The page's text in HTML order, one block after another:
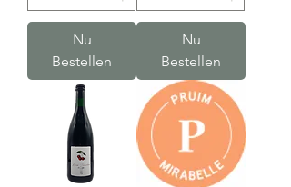
Nu
Bestellen
Nu
Bestellen